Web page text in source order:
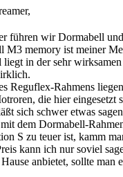
führen wir Dormabell
M3 memory ist meiner
liegt in der sehr
Reguflex-Rahmens
die hier eingesetzt
sich schwer etwas
dem Dormabell-
S zu teuer ist, kamm
kann ich nur soviel
anbietet, sollte man